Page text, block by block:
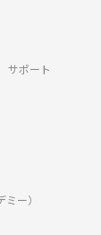
サポート
ー）